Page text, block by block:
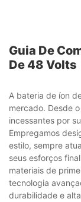
Guia De
De 48 Volts
A bateria de íon
mercado. Desde
incessantes por
Empregamos
estilo, sempre
seus esforços
materiais de
tecnologia
durabilidade e